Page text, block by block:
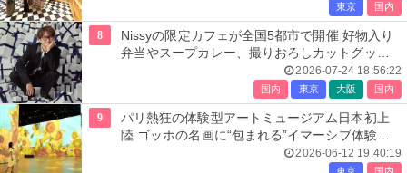
東京 国内
8
Nissyの限定カフェが全国5都市で開催 好物入り
弁当やスープカレー、撮りおろしカットグッズ
2026-07-24 18:56:22
国内 東京 大阪 国内
9
パリ熱狂の体験型アートミュージアム日本初上
陸 ゴッホの名画に“包まれる”イマーシブ体験＜
レーヴ・デ・リュミエール＞
2026-06-12 19:40:19